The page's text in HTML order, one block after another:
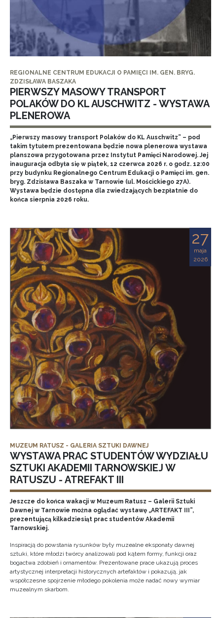
REGIONALNE CENTRUM EDUKACJI O PAMIĘCI IM. GEN. BRYG.
ZDZISŁAWA BASZAKA
PIERWSZY MASOWY TRANSPORT
POLAKÓW DO KL AUSCHWITZ - WYSTAWA
PLENEROWA
„Pierwszy masowy transport Polaków do KL Auschwitz” – pod
takim tytułem prezentowana będzie nowa plenerowa wystawa
planszowa przygotowana przez Instytut Pamięci Narodowej. Jej
inauguracja odbyła się w piątek, 12 czerwca 2026 r. o godz. 12:00
przy budynku Regionalnego Centrum Edukacji o Pamięci im. gen.
bryg. Zdzisława Baszaka w Tarnowie (ul. Mościckiego 27A).
Wystawa będzie dostępna dla zwiedzających bezpłatnie do
końca sierpnia 2026 roku.
27
maja
2026
MUZEUM RATUSZ - GALERIA SZTUKI DAWNEJ
WYSTAWA PRAC STUDENTÓW WYDZIAŁU
SZTUKI AKADEMII TARNOWSKIEJ W
RATUSZU - ATREFAKT III
Jeszcze do końca wakacji w Muzeum Ratusz – Galerii Sztuki
Dawnej w Tarnowie można oglądać wystawę „ARTEFAKT III”,
prezentującą kilkadziesiąt prac studentów Akademii
Tarnowskiej.
Inspiracją do powstania rysunków były muzealne eksponaty dawnej
sztuki, które młodzi twórcy analizowali pod kątem formy, funkcji oraz
bogactwa zdobień i ornamentów. Prezentowane prace ukazują proces
artystycznej interpretacji historycznych artefaktów i pokazują, jak
współczesne spojrzenie młodego pokolenia może nadać nowy wymiar
muzealnym skarbom.